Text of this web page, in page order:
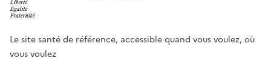
Le site santé de référence, accessible quand vous voulez, où
vous voulez